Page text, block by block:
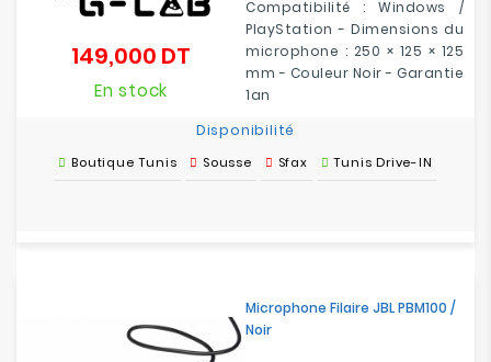
Compatibilité : Windows /
PlayStation - Dimensions du
microphone : 250 × 125 × 125
mm - Couleur Noir - Garantie
1an
149,000 DT
En stock
Disponibilité
Boutique Tunis Sousse Sfax Tunis Drive-IN
Microphone Filaire JBL PBM100 /
Noir